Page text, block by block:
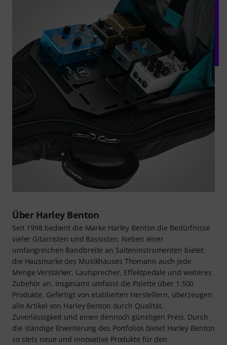
Über Harley Benton
Seit 1998 bedient die Marke Harley Benton die Bedürfnisse
vieler Gitarristen und Bassisten. Neben einer
umfangreichen Bandbreite an Saiteninstrumenten bietet
die Hausmarke des Musikhauses Thomann auch jede
Menge Verstärker, Lautsprecher, Effektpedale und weiteres
Zubehör an. Insgesamt umfasst die Palette über 1.500
Produkte. Gefertigt von etablierten Herstellern, überzeugen
alle Artikel von Harley Benton durch Qualität,
Zuverlässigkeit und einen dennoch günstigen Preis. Durch
die ständige Erweiterung des Portfolios bietet Harley Benton
so stets neue und innovative Produkte für den